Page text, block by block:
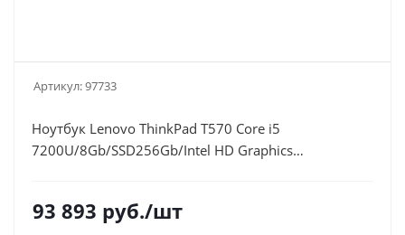
Артикул:97733
Ноутбук Lenovo ThinkPad T570 Core i5
7200U/8Gb/SSD256Gb/Intel HD Graphics
93 893 руб./шт